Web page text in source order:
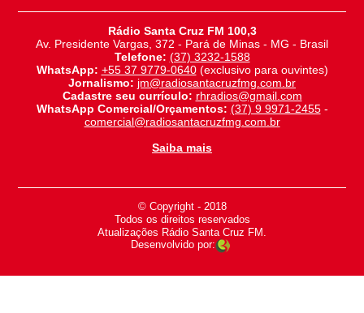
Rádio Santa Cruz FM 100,3
Av. Presidente Vargas, 372 - Pará de Minas - MG - Brasil
Telefone: (37) 3232-1588
WhatsApp: +55 37 9779-0640(exclusivo para ouvintes)
Jornalismo: jm@radiosantacruzfmg.com.br
Cadastre seu currículo: rhradios@gmail.com
WhatsApp Comercial/Orçamentos: (37) 9 9971-2455-
comercial@radiosantacruzfmg.com.br
Saiba mais
© Copyright - 2018
-
Todos os direitos reservados
-
Atualizações Rádio Santa Cruz FM.
Desenvolvido por: